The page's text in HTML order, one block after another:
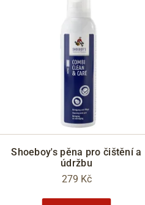
Shoeboy's pěna pro čištění a
údržbu
279 Kč